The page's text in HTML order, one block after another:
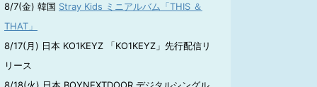
8/7(金) 韓国 Stray Kids ミニアルバム「THIS ＆
THAT」
8/17(月) 日本 KO1KEYZ 「KO1KEYZ」先行配信リ
リース